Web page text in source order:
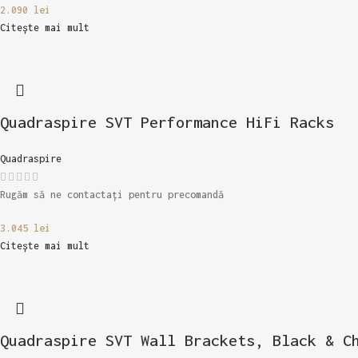
2.090 lei
Citește mai mult
Quadraspire SVT Performance HiFi Racks
Quadraspire
Rugăm să ne contactați pentru precomandă
3.045 lei
Citește mai mult
Quadraspire SVT Wall Brackets, Black &